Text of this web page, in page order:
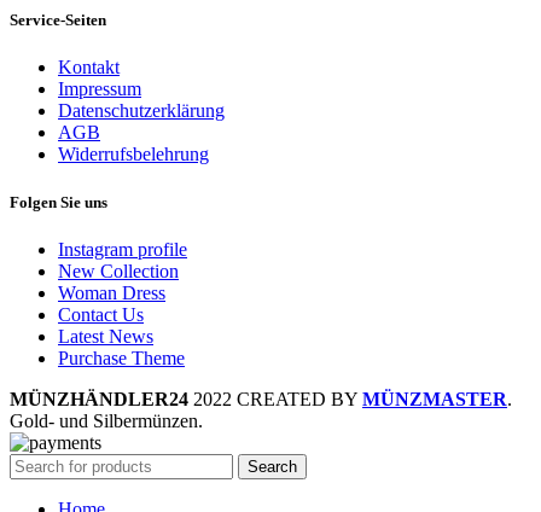
Service-Seiten
Kontakt
Impressum
Datenschutzerklärung
AGB
Widerrufsbelehrung
Folgen Sie uns
Instagram profile
New Collection
Woman Dress
Contact Us
Latest News
Purchase Theme
MÜNZHÄNDLER24 2022 CREATED BY MÜNZMASTER.
Gold- und Silbermünzen.
Search